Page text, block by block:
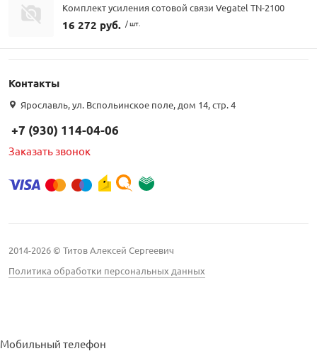
Комплект усиления сотовой связи Vegatel TN-2100
16 272 руб. / шт.
Контакты
Ярославль, ул. Вспольинское поле, дом 14, стр. 4
+7 (930) 114-04-06
Заказать звонок
2014-2026 © Титов Алексей Сергеевич
Политика обработки персональных данных
Мобильный телефон